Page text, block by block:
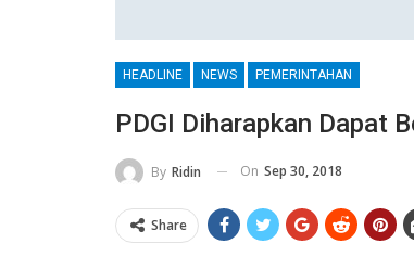
HEADLINE NEWS PEMERINTAHAN
PDGI Diharapkan Dapat
By Ridin On Sep 30, 2018
Share